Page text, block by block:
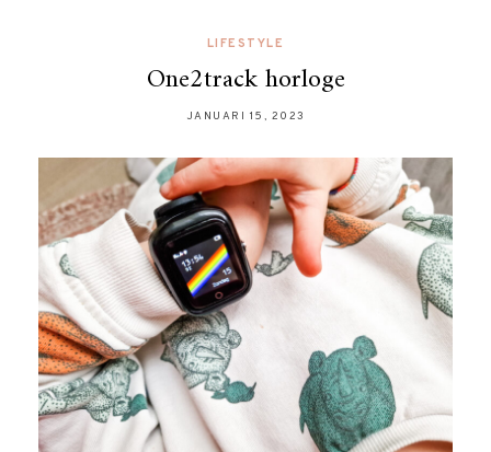
LIFESTYLE
One2track horloge
JANUARI 15, 2023